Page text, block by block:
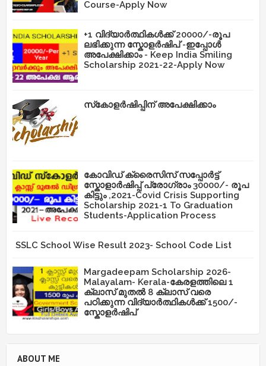
Course-Apply Now
+1 വിദ്യാർത്ഥികൾക്ക് 20000/-രൂപ
ലഭിക്കുന്ന സ്കോളർഷിപ് -ഇപ്പോൾ
അപേക്ഷിക്കാം - Keep India Smiling
Scholarship 2021-22-Apply Now
സ്‌കോളർഷിപ്പിന് അപേക്ഷിക്കാം
കോവിഡ് ക്രൈസിസ് സപ്പോർട്ട്
സ്കോളാർഷിപ്പ് പ്രോഗ്രാം 30000/- രൂപ
കിട്ടും ,2021-Covid Crisis Supporting
Scholarship 2021-1 To Graduation
Students-Application Process
SSLC School Wise Result 2023- School Code List
Margadeepam Scholarship 2026-
Malayalam- Kerala-കേരളത്തിലെ 1
ക്ലാസ് മുതൽ 8 ക്ലാസ് വരെ
പഠിക്കുന്ന വിദ്യാർത്ഥികൾക്ക് 1500/-
സ്കോളർഷിപ്
ABOUT ME